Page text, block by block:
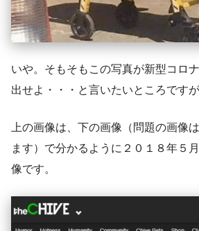
いや。そもそもこの写真が新型コロ
出せよ・・・と言いたいところですが
上の画像は、下の画像（問題の画像
ます）で分かるように２０１８年５
像です。